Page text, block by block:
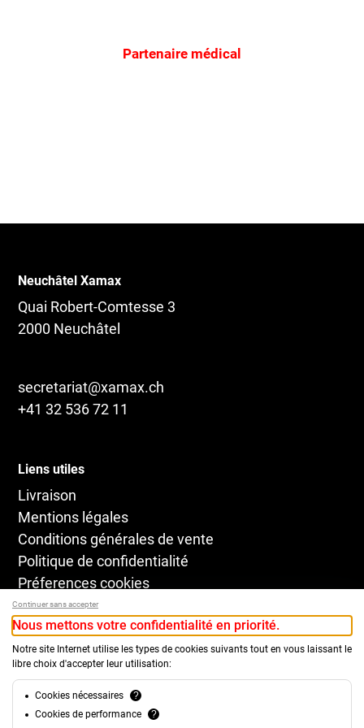
Partenaire médical
Neuchâtel Xamax
Quai Robert-Comtesse 3
2000 Neuchâtel
secretariat@xamax.ch
+41 32 536 72 11
Liens utiles
Livraison
Mentions légales
Conditions générales de vente
Politique de confidentialité
Préferences cookies
Continuer sans accepter
Nous mettons votre confidentialité en priorité.
Notre site Internet utilise les types de cookies suivants tout en vous laissant le
libre choix d'accepter leur utilisation:
Cookies nécessaires
?
Cookies de performance
?